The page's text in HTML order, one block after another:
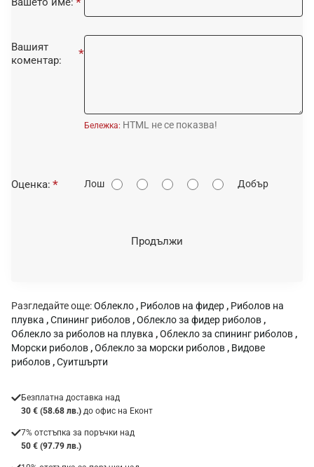
Вашият
коментар:
Бележка: HTML не се показва!
О
Оценка: Лош Добър
Продължи
Разгледайте още:Облекло , Риболов на фидер , Риболов на
плувка ,Спининг риболов ,Облекло за фидер риболов ,
Облекло за риболов на плувка ,Облекло за спининг риболов ,
Морски риболов ,Облекло за морски риболов , Видове
риболов ,Суитшърти
Безплатна доставка над
30 € (58.68 лв.) до офис на Еконт
7% отстъпка за поръчки над
50 € (97.79 лв.)